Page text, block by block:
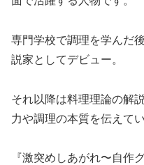
専門学校で調理を学んだ
説家としてデビュー。
それ以降は料理理論の解
力や調理の本質を伝えてい
『激突めしあがれ〜自作